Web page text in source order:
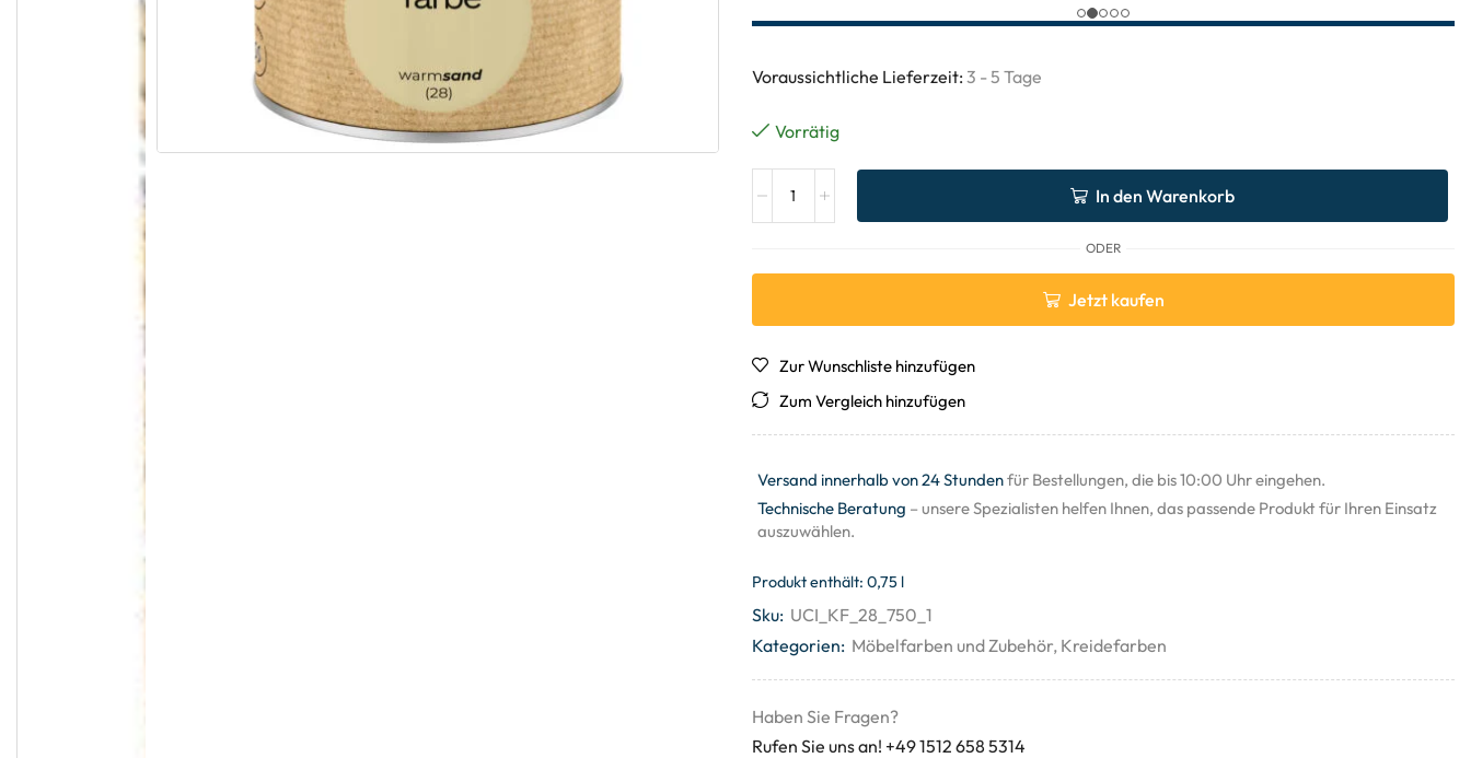
Voraussichtliche Lieferzeit: 3 - 5 Tage
Vorrätig
In den Warenkorb
ODER
Jetzt kaufen
Zur Wunschliste hinzufügen
Zum Vergleich hinzufügen
Versand innerhalb von 24 Stundenfür Bestellungen, die bis 10:00 Uhr eingehen.
Technische Beratung – unsere Spezialisten helfen Ihnen, das passende Produkt für Ihren Einsatz
auszuwählen.
Produkt enthält: 0,75 l
Sku: UCI_KF_28_750_1
Kategorien: Möbelfarben und Zubehör, Kreidefarben
Haben Sie Fragen?
Rufen Sie uns an! +49 1512 658 5314